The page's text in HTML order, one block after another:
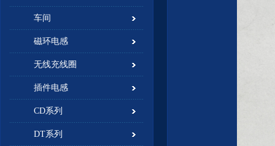
车间
磁环电感
无线充线圈
插件电感
CD系列
DT系列